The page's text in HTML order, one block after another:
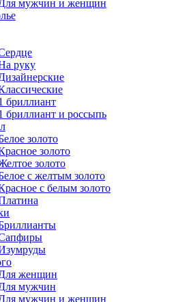
мужчин и женщин
руку
бриллиант
бриллиант и россыпь
золото
золото
золото
с желтым золото
с белым золото
женщин
мужчин
мужчин и женщин